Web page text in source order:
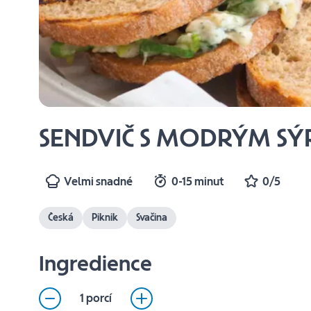
SENDVIČ S MODRÝM
Velmi snadné 0-15 minut 0/5
Česká Piknik Svačina
Ingredience
1 porcí